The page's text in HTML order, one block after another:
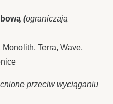
(ograniczają
Terra, Wave,
przeciw wyciąganiu